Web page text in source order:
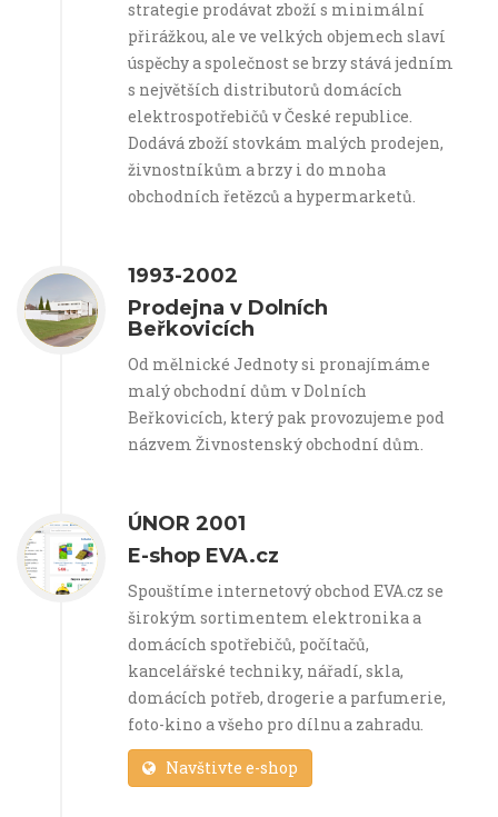
strategie prodávat zboží s minimální
přirážkou, ale ve velkých objemech slaví
úspěchy a společnost se brzy stává jedním
s největších distributorů domácích
elektrospotřebičů v České republice.
Dodává zboží stovkám malých prodejen,
živnostníkům a brzy i do mnoha
obchodních řetězců a hypermarketů.
1993-2002
Prodejna v Dolních
Beřkovicích
Od mělnické Jednoty si pronajímáme
malý obchodní dům v Dolních
Beřkovicích, který pak provozujeme pod
názvem Živnostenský obchodní dům.
ÚNOR 2001
E-shop EVA.cz
Spouštíme internetový obchod EVA.cz se
širokým sortimentem elektronika a
domácích spotřebičů, počítačů,
kancelářské techniky, nářadí, skla,
domácích potřeb, drogerie a parfumerie,
foto-kino a všeho pro dílnu a zahradu.
Navštivte e-shop